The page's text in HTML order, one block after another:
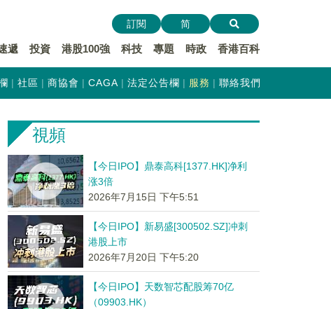
遞 投資 港股100強 科技 專題 時政 香港百科
訂閱 简
社區 商協會 CAGA 法定公告欄 服務 聯絡我們
視頻
【今日IPO】鼎泰高科[1377.HK]净利
涨3倍
2026年7月15日 下午5:51
【今日IPO】新易盛[300502.SZ]冲刺
港股上市
2026年7月20日 下午5:20
【今日IPO】天数智芯配股筹70亿
（09903.HK）